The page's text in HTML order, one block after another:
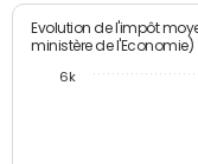
Evolution de l'impôt
ministère de l'Economie)
6k